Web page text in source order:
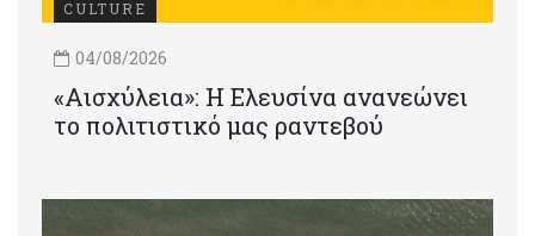
CULTURE
04/08/2026
«Αισχύλεια»: Η Ελευσίνα ανανεώνει
το πολιτιστικό μας ραντεβού